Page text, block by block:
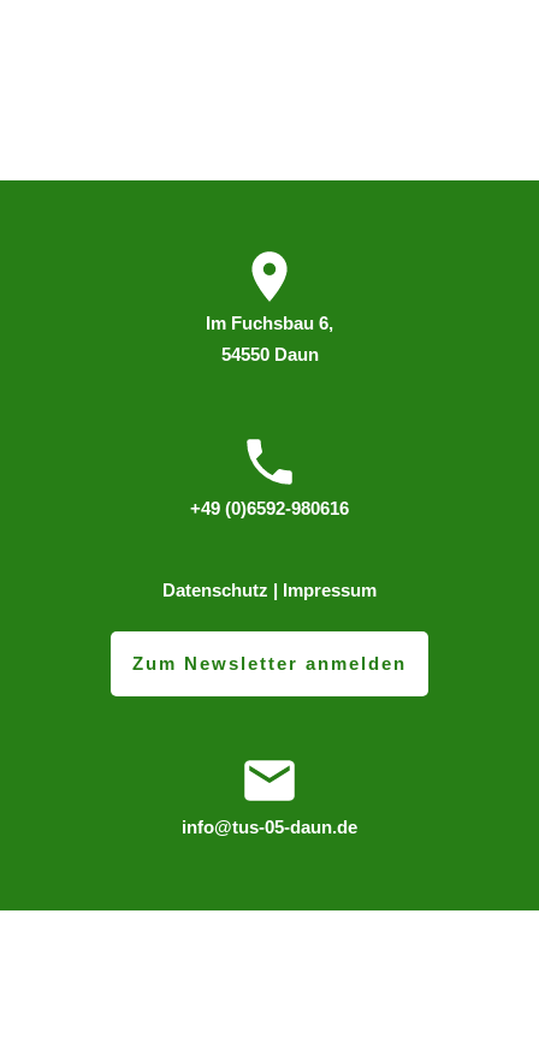
Im Fuchsbau 6,
54550 Daun
+49 (0)6592-980616
Datenschutz | Impressum
Zum Newsletter anmelden
info@tus-05-daun.de